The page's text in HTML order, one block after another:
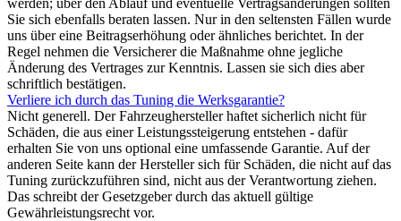
Sie sich ebenfalls beraten lassen. Nur in den seltensten Fällen wurde
uns über eine Beitragserhöhung oder ähnliches berichtet. In der
Regel nehmen die Versicherer die Maßnahme ohne jegliche
Änderung des Vertrages zur Kenntnis. Lassen sie sich dies aber
schriftlich bestätigen.
Verliere ich durch das Tuning die Werksgarantie?
Nicht generell. Der Fahrzeughersteller haftet sicherlich nicht für
Schäden, die aus einer Leistungssteigerung entstehen - dafür
erhalten Sie von uns optional eine umfassende Garantie. Auf der
anderen Seite kann der Hersteller sich für Schäden, die nicht auf das
Tuning zurückzuführen sind, nicht aus der Verantwortung ziehen.
Das schreibt der Gesetzgeber durch das aktuell gültige
Gewährleistungsrecht vor.